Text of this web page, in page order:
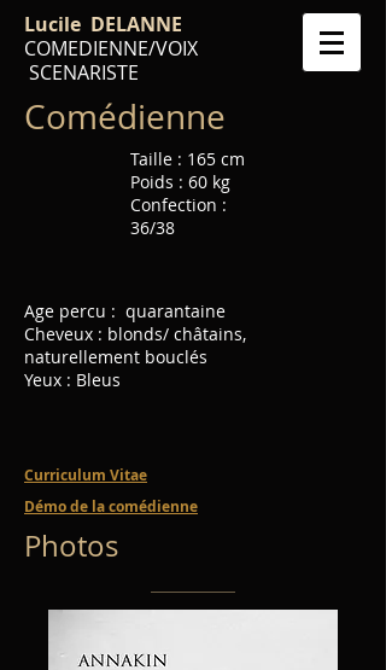
Lucile DELANNE
COMEDIENNE/VOIX
SCENARISTE
Comédienne
Taille : 165 cm
Poids : 60 kg
Confection :
36/38
Age percu : quarantaine
Cheveux : blonds/ châtains,
naturellement bouclés
Yeux : Bleus
Curriculum Vitae
Démo de la comédienne
Photos